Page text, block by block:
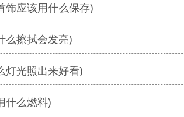
饰应该用什么保存)
么擦拭会发亮)
灯光照出来好看)
什么燃料)